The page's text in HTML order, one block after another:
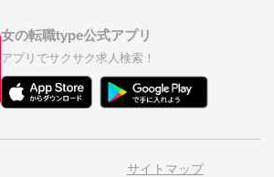
女の転職type公式アプリ
アプリでサクサク求人検索！
サイトマップ